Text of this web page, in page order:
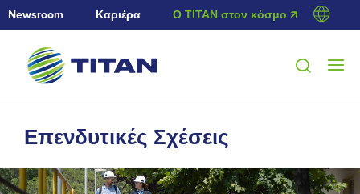
Newsroom Καριέρα Ο ΤΙΤΑΝ στον κόσμο 🡭
Επενδυτικές Σχέσεις